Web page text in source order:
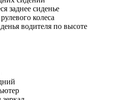
заднее сиденье
колеса
водителя по высоте